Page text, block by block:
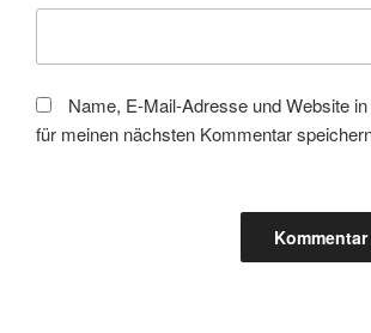
Name, E-Mail-Adresse und Website
für meinen nächsten Kommentar